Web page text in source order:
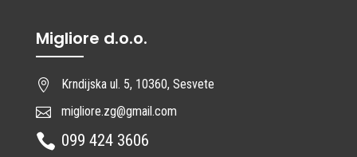
Migliore d.o.o.

Krndijska ul. 5, 10360, Sesvete

migliore.zg@gmail.com
 099 424 3606